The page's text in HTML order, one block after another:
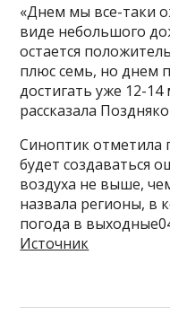
«Днем мы все-таки
виде небольшого
остается
плюс семь, но днем
достигать уже 12-
рассказала
Синоптик отметила
будет создаваться
воздуха не выше,
назвала регионы, в
погода в
Источник